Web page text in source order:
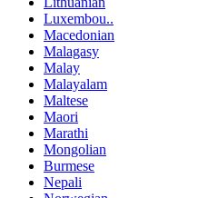
Luxembou..
Macedonian
Malagasy
Malay
Malayalam
Maltese
Maori
Marathi
Mongolian
Burmese
Nepali